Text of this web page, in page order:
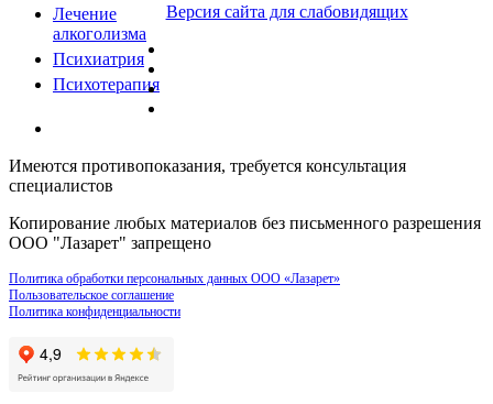
Лечение
алкоголизма
Психиатрия
Психотерапия
Версия сайта для слабовидящих
Имеются противопоказания, требуется консультация
специалистов
Копирование любых материалов без письменного разрешения
ООО "Лазарет" запрещено
Политика обработки персональных данных ООО «Лазарет»
Пользовательское соглашение
Политика конфиденциальности